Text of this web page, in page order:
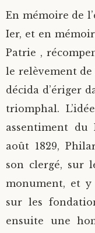
En mémoire de
Ier, et en
Patrie ,
le relèvement de
décida d’ériger
triomphal.
assentiment du
août 1829,
son clergé, sur
monument, et y
sur les
ensuite une